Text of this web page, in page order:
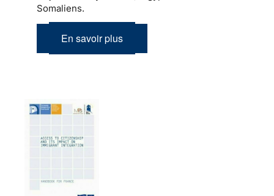
Somaliens.
En savoir plus